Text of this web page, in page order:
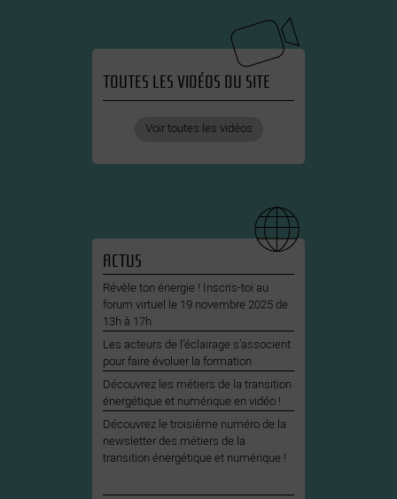
TOUTES LES VIDÉOS DU SITE
Voir toutes les vidéos
ACTUS
Révèle ton énergie ! Inscris-toi au
forum virtuel le 19 novembre 2025 de
13h à 17h
Les acteurs de l’éclairage s’associent
pour faire évoluer la formation
Découvrez les métiers de la transition
énergétique et numérique en vidéo !
Découvrez le troisième numéro de la
newsletter des métiers de la
transition énergétique et numérique !